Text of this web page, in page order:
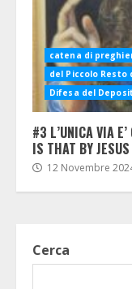
catena di
del Piccolo Resto
Difesa del
#3 L’UNICA VIA
IS THAT BY
12 Novembre
Cerca